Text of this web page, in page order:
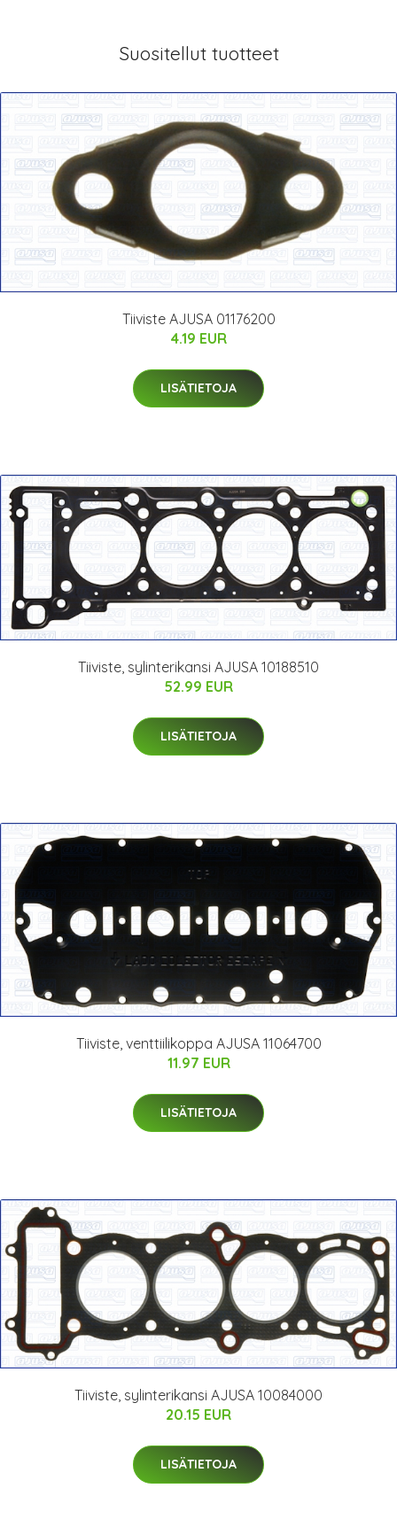
Suositellut tuotteet
Tiiviste AJUSA 01176200
4.19 EUR
LISÄTIETOJA
Tiiviste, sylinterikansi AJUSA 10188510
52.99 EUR
LISÄTIETOJA
Tiiviste, venttiilikoppa AJUSA 11064700
11.97 EUR
LISÄTIETOJA
Tiiviste, sylinterikansi AJUSA 10084000
20.15 EUR
LISÄTIETOJA